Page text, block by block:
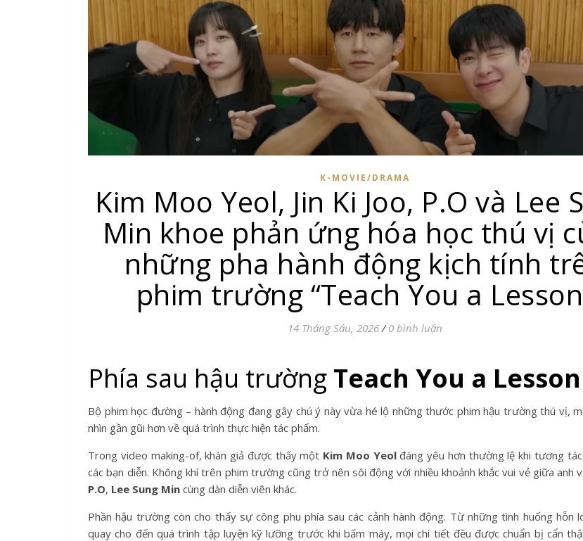
K-MOVIE/DRAMA
Kim Moo Yeol, Jin Ki Joo, P.O và Lee
Min khoe phản ứng hóa học thú vị
những pha hành động kịch tính
phim trường “Teach You a
14 Tháng Sáu, 2026 / 0 bình luận
Phía sau hậu trường Teach You a Lesson
Bộ phim học đường – hành động đang gây chú ý này vừa hé lộ những thước phim hậu trường thú vị,
nhìn gần gũi hơn về quá trình thực hiện tác phẩm.
Trong video making-of, khán giả được thấy một Kim Moo Yeolđáng yêu hơn thường lệ khi tương
các bạn diễn. Không khí trên phim trường cũng trở nên sôi động với nhiều khoảnh khắc vui vẻ giữa anh
P.O, Lee Sung Min cùng dàn diễn viên khác.
Phần hậu trường còn cho thấy sự công phu phía sau các cảnh hành động. Từ những tình huống hỗn
quay cho đến quá trình tập luyện kỹ lưỡng trước khi bấm máy, mọi chi tiết đều được chuẩn bị cẩn